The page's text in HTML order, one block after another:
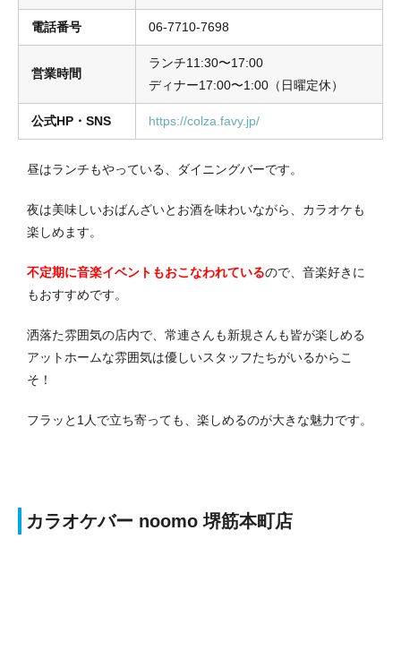
電話番号 06-7710-7698
営業時間
ランチ11:30〜17:00
ディナー17:00〜1:00（日曜定休）
公式HP・SNS https://colza.favy.jp/
昼はランチもやっている、ダイニングバーです。
夜は美味しいおばんざいとお酒を味わいながら、カラオケも
楽しめます。
不定期に音楽イベントもおこなわれているので、音楽好きに
もおすすめです。
洒落た雰囲気の店内で、常連さんも新規さんも皆が楽しめる
アットホームな雰囲気は優しいスタッフたちがいるからこ
そ！
フラッと1人で立ち寄っても、楽しめるのが大きな魅力です。
カラオケバー noomo 堺筋本町店